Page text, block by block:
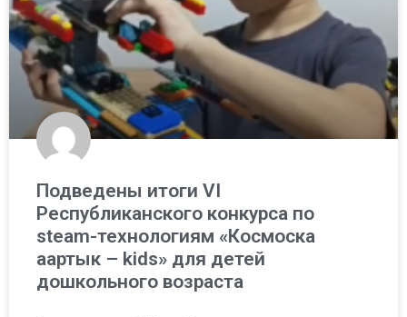
Подведены итоги VI
Республиканского конкурса по
steam-технологиям «Космоска
аартык – kids» для детей
дошкольного возраста